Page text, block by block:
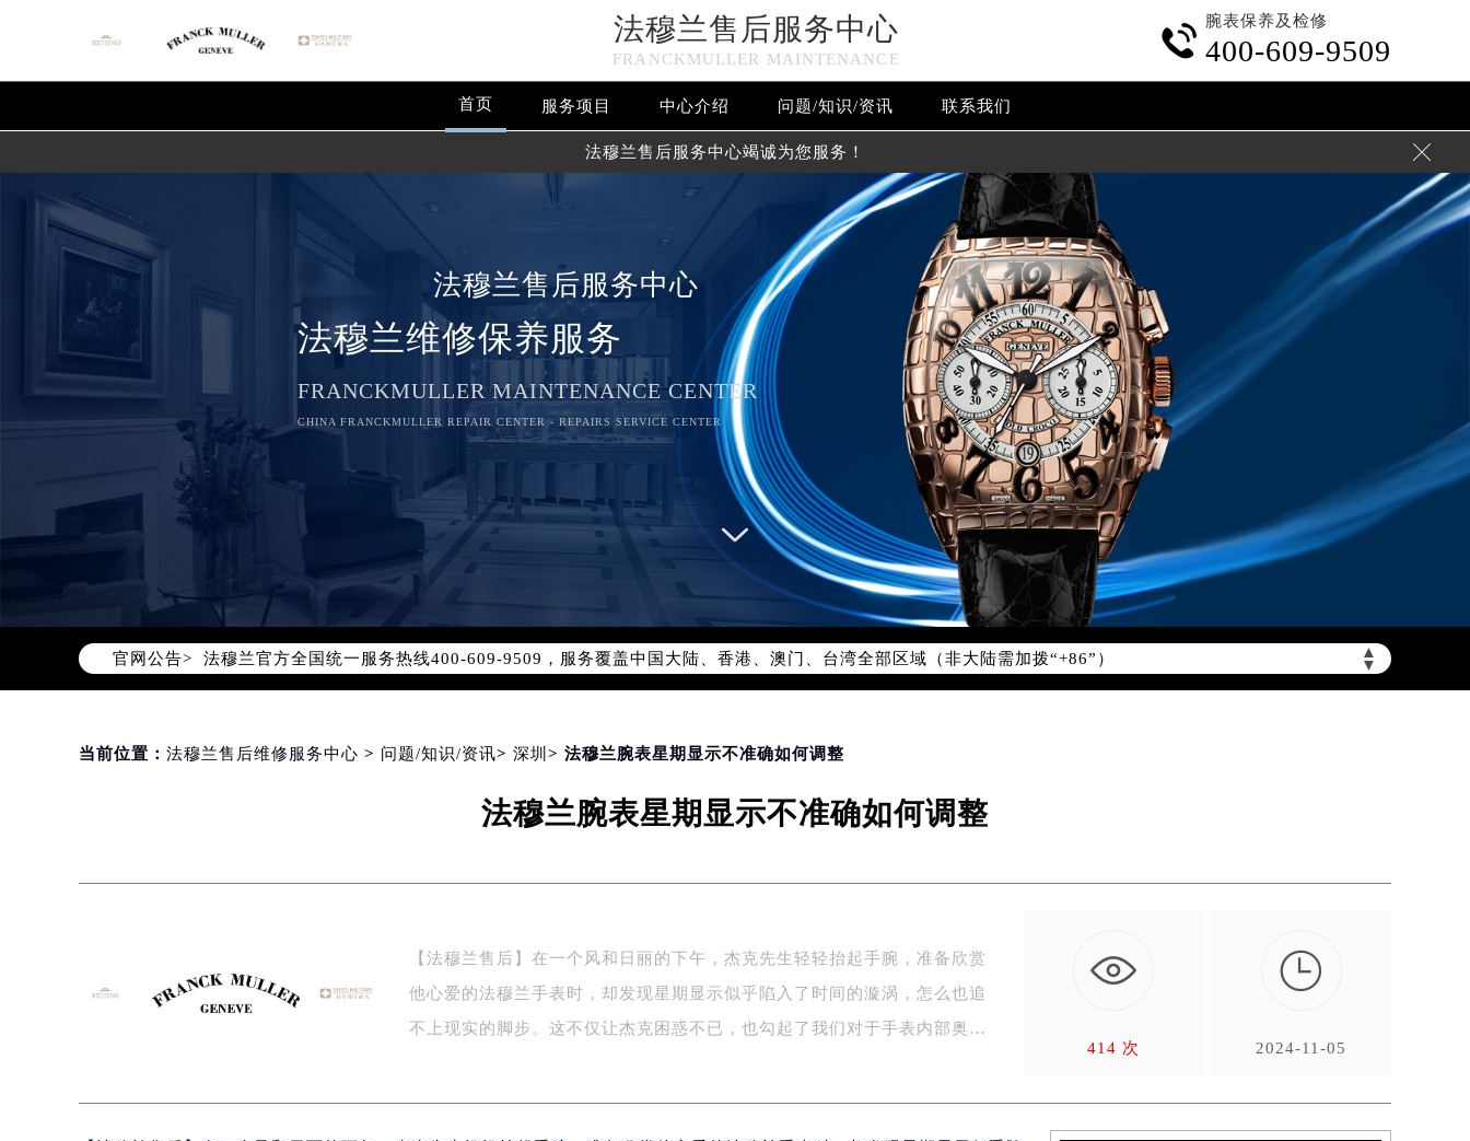
法穆兰售后服务中心
FRANCKMULLER MAINTENANCE

腕表保养及检修
400-609-9509
首页 服务项目 中心介绍 问题/知识/资讯 联系我们
法穆兰售后服务中心竭诚为您服务！ 
法穆兰售后服务中心
法穆兰维修保养服务
FRANCKMULLER MAINTENANCE CENTER
CHINA FRANCKMULLER REPAIR CENTER - REPAIRS SERVICE CENTER
官网公告> ▲
▼
2026年8月法穆兰中国区售后服务网络优化升级公告
2026年8月法穆兰全国官方售后客户服务热线：400-609-9509
法穆兰官方全国统一服务热线400-609-9509，服务覆盖中国大陆、香港、澳门、台湾全部区域（非大陆需加拨“+86”）
2026年8月法穆兰售后服务中心最新网点地址：
北京市东城区东长安街1号东方广场写字楼W3座6层602室（需提前预约）
上海市徐汇区虹桥路3号港汇中心写字楼2座37层3705室（需提前预约）
上海市黄浦区南京东路299号宏伊国际广场写字楼8层806室（需提前预约）
扬州市邗江区国展路29号星耀天地写字楼1号楼18层1803室（需提前预约）
盐城市盐都区世纪大道5号盐城金融城写字楼1号楼16层1604室（需提前预约）
泰州市海陵区永定东路399号置地商务中心东塔写字楼（华润万象城）17层1706室（需提前预约）
金华市金东区东市南街777号金华万达广场写字楼4号楼22层2209室（需提前预约）
当前位置： 法穆兰售后维修服务中心 > 问题/知识/资讯> 深圳 > 法穆兰腕表星期显示不准确如何调整
法穆兰腕表星期显示不准确如何调整
【法穆兰售后】在一个风和日丽的下午，杰克先生轻轻抬起手腕，准备欣赏
他心爱的法穆兰手表时，却发现星期显示似乎陷入了时间的漩涡，怎么也追
不上现实的脚步。这不仅让杰克困惑不已，也勾起了我们对于手表内部奥
414 次

2024-11-05